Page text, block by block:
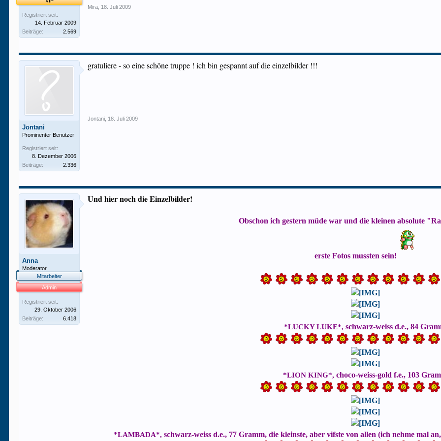
Registriert seit:
14. Februar 2009
Beiträge:
2.569
Mira 18. Juli 2009
Jontani
Prominenter Benutzer
Registriert seit:
8. Dezember 2006
Beiträge:
2.336
gratuliere - so eine schöne truppe ! ich bin gespannt auf die einzelbilder !!!
Jontani 18. Juli 2009
Anna
Moderator
Mitarbeiter
Admin
Registriert seit:
29. Oktober 2006
Beiträge:
6.418
Und hier noch die Einzelbilder!
Obschon ich gestern müde war und die kleinen absolute
erste Fotos mussten sein!
*LUCKY LUKE*, schwarz-weiss d.e., 84
*LION KING*, choco-weiss-gold f.e., 103
*LAMBADA*, schwarz-weiss d.e., 77 Gramm, die kleinste, aber vifste von allen (ich nehme mal